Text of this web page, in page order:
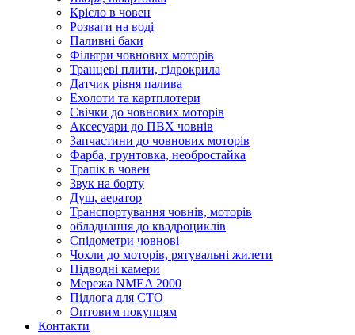
Крісло в човен
Розваги на воді
Паливні баки
Фільтри човнових моторів
Транцеві плити, гідрокрила
Датчик рівня палива
Ехолоти та картплотери
Cвічки до човнових моторів
Аксесуари до ПВХ човнів
Запчастини до човнових моторів
Фарба, грунтовка, необростайка
Трапік в човен
Звук на борту
Душ, аератор
Транспортування човнів, моторів
обладнання до квадроциклів
Спідометри човнові
Чохли до моторів, рятувальні жилети
Підводні камери
Мережа NMEA 2000
Підлога для СТО
Оптовим покупцям
Контакти